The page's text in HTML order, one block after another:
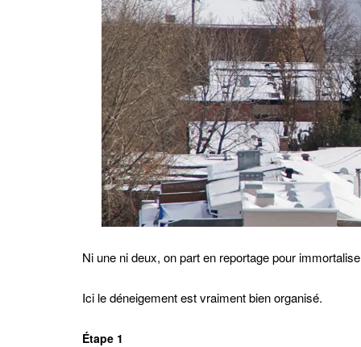
Ni une ni deux, on part en reportage pour
Ici le déneigement est vraiment bien organisé.
Étape 1